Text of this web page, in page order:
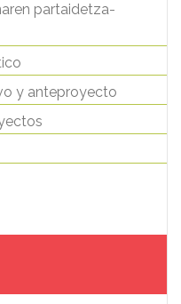
partaidetza-
y anteproyecto